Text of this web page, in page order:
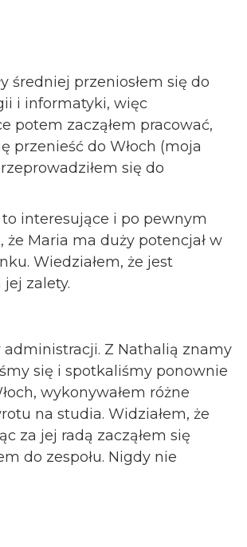
średniej przeniosłem się do
i informatyki, więc
potem zacząłem pracować,
przenieść do Włoch (moja
się do
to interesujące i po pewnym
że Maria ma duży potencjał w
Wiedziałem, że jest
zalety.
administracji. Z Nathalią znamy
się i spotkaliśmy ponownie
wykonywałem różne
na studia. Widziałem, że
za jej radą zacząłem się
do zespołu. Nigdy nie